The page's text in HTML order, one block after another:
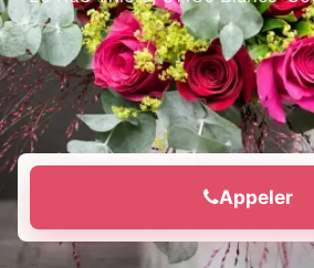
Appeler